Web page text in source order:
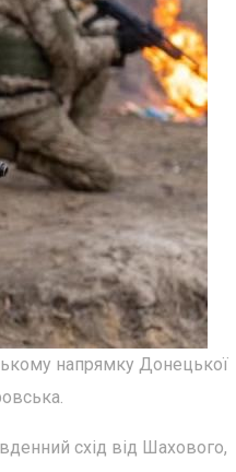
напрямку Донецької
схід від Шахового,